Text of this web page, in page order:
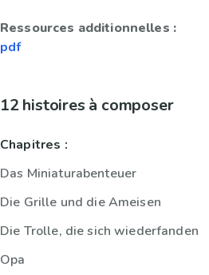
Ressources additionnelles :
pdf
12 histoires à composer
Chapitres :
Das Miniaturabenteuer
Die Grille und die Ameisen
Die Trolle, die sich wiederfanden
Opa